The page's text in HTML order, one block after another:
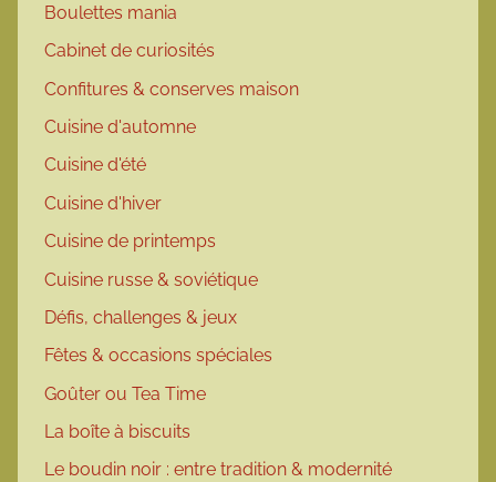
Boulettes mania
Cabinet de curiosités
Confitures & conserves maison
Cuisine d'automne
Cuisine d'été
Cuisine d'hiver
Cuisine de printemps
Cuisine russe & soviétique
Défis, challenges & jeux
Fêtes & occasions spéciales
Goûter ou Tea Time
La boîte à biscuits
Le boudin noir : entre tradition & modernité